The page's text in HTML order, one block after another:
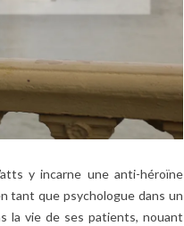
y incarne une anti-héroïne
tant que psychologue dans un
la vie de ses patients, nouant